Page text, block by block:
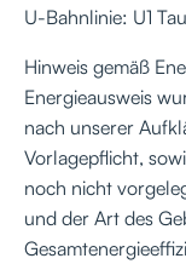
U-Bahnlinie: U1
Hinweis gemäß
Energieausweis
nach unserer
Vorlagepflicht,
noch nicht
und der Art des